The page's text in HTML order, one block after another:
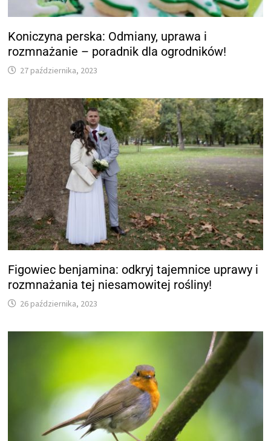
Koniczyna perska: Odmiany, uprawa i
rozmnażanie – poradnik dla ogrodników!
27 października, 2023
Figowiec benjamina: odkryj tajemnice uprawy i
rozmnażania tej niesamowitej rośliny!
26 października, 2023